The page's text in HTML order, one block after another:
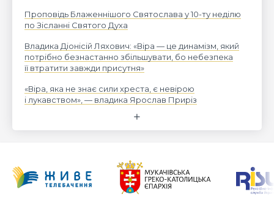
Проповідь Блаженнішого Святослава у 10-ту неділю
по Зісланні Святого Духа
Владика Діонісій Ляхович: «Віра — це динамізм, який
потрібно безнастанно збільшувати, бо небезпека
її втратити завжди присутня»
«Віра, яка не знає сили хреста, є невірою
і лукавством», — владика Ярослав Приріз